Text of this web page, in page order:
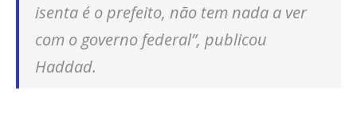
isenta é o prefeito, não tem nada a ver
com o governo federal”, publicou
Haddad.